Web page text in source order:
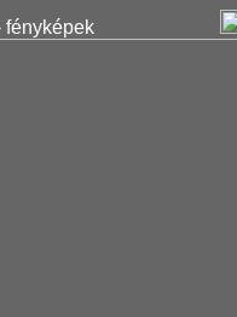
fényképek